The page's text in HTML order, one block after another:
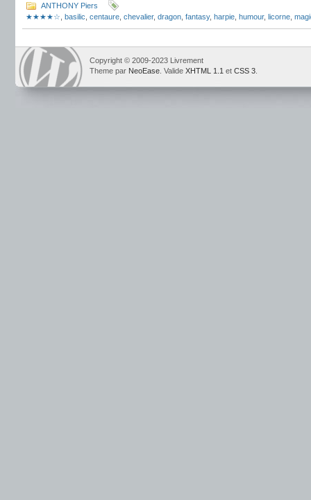
ANTHONY Piers
★★★★☆ basilic centaure chevalier, dragon fantasy, harpie humour, licorne
Copyright © 2009-2023 Livrement
Theme par NeoEase . Valide XHTML 1.1 et CSS 3